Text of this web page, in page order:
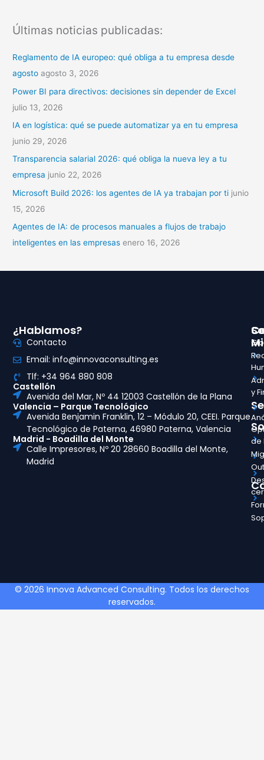
c
r
:
Últimas noticias publicadas:
Reglamento de IA europeo: qué obliga a tu empresa desde
agosto agosto 3, 2026
Power BI para directivos: decisiones sin depender de Excel
julio 13, 2026
IA en logística: qué se puede automatizar ya en tu empresa
junio 29, 2026
Transparencia salarial 2026: qué obliga la nueva ley a tu
empresa junio 22, 2026
Microsoft Build 2026: los agentes de IA ya trabajan por ti junio
15, 2026
Agentes de IA: de procesos manuales a flujos de trabajo
inteligentes en las empresas enero 16, 2026
y
de
¿Hablamos?
Contacto
Email: info@innovaconsulting.es
Tlf: +34 964 880 808
Castellón
Avenida del Mar, Nº 44 12003 Castellón de la Plana
Valencia – Parque Tecnológico
Avenida Benjamin Franklin, 12 – Módulo 20, CEEI. Parque
Tecnológico de Paterna, 46980 Paterna, Valencia
Madrid - Boadilla del Monte
Calle Impresores, Nº 20 28660 Boadilla del Monte,
Madrid
© 2026 Innova Advanced Consulting. Todos los derechos
reservados.